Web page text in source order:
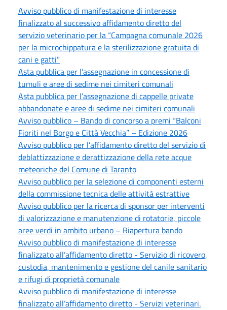
Avviso pubblico di manifestazione di interesse
finalizzato al successivo affidamento diretto del
servizio veterinario per la “Campagna comunale 2026
per la microchippatura e la sterilizzazione gratuita di
cani e gatti”
Asta pubblica per l’assegnazione in concessione di
tumuli e aree di sedime nei cimiteri comunali
Asta pubblica per l’assegnazione di cappelle private
abbandonate e aree di sedime nei cimiteri comunali
Avviso pubblico – Bando di concorso a premi “Balconi
Fioriti nel Borgo e Città Vecchia” – Edizione 2026
Avviso pubblico per l’affidamento diretto del servizio di
deblattizzazione e derattizzazione della rete acque
meteoriche del Comune di Taranto
Avviso pubblico per la selezione di componenti esterni
della commissione tecnica delle attività estrattive
Avviso pubblico per la ricerca di sponsor per interventi
di valorizzazione e manutenzione di rotatorie, piccole
aree verdi in ambito urbano – Riapertura bando
Avviso pubblico di manifestazione di interesse
finalizzato all’affidamento diretto - Servizio di ricovero,
custodia, mantenimento e gestione del canile sanitario
e rifugi di proprietà comunale
Avviso pubblico di manifestazione di interesse
finalizzato all’affidamento diretto - Servizi veterinari.